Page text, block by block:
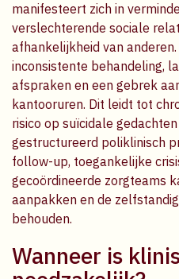
manifesteert zich in
verslechterende sociale
afhankelijkheid van
inconsistente behandeling,
afspraken en een gebrek
kantooruren. Dit leidt tot
risico op suïcidale
gestructureerd poliklinisch
follow-up, toegankelijke
gecoördineerde zorgteams
aanpakken en de
behouden.
Wanneer is